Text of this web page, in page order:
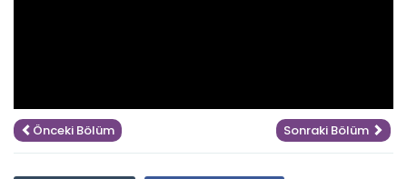
Önceki Bölüm Sonraki Bölüm